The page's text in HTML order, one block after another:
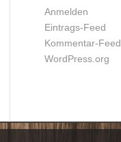
Anmelden
Eintrags-Feed
Kommentar-Feed
WordPress.org